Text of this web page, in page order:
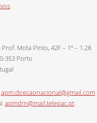
Prof. Mota Pinto, 42F – 1º – 1.28
353 Porto
apm.direcaonacional@gmail.com
apmdrn@mail.telepac.pt